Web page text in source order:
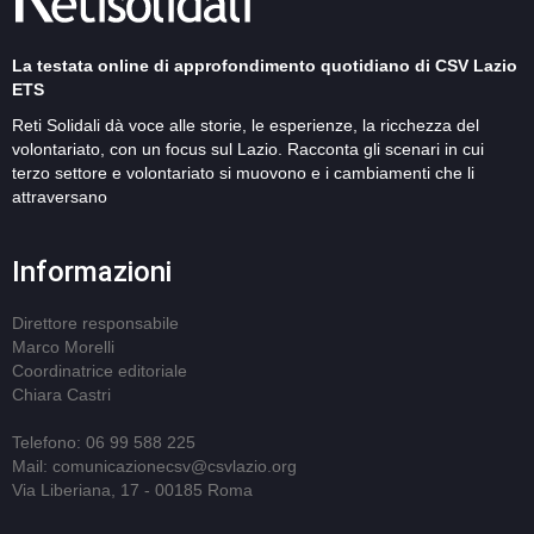
La testata online di approfondimento quotidiano di CSV Lazio
ETS
Reti Solidali dà voce alle storie, le esperienze, la ricchezza del
volontariato, con un focus sul Lazio. Racconta gli scenari in cui
terzo settore e volontariato si muovono e i cambiamenti che li
attraversano
Informazioni
Direttore responsabile
Marco Morelli
Coordinatrice editoriale
Chiara Castri
Telefono: 06 99 588 225
Mail: comunicazionecsv@csvlazio.org
Via Liberiana, 17 - 00185 Roma